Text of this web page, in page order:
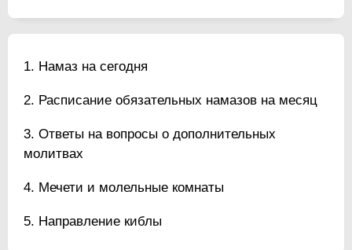
Намаз на сегодня
Расписание обязательных намазов на месяц
Ответы на вопросы о дополнительных
молитвах
Мечети и молельные комнаты
Направление киблы